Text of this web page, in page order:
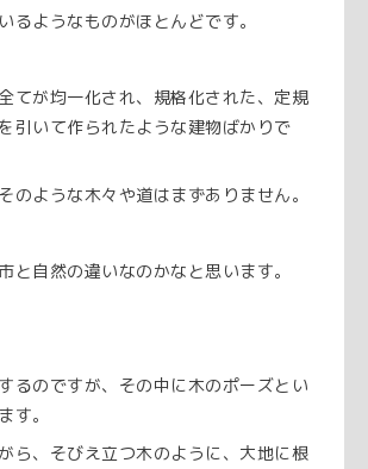
るようなものがほとんどです。
てが均一化され、規格化された、定規
引いて作られたような建物ばかりで
のような木々や道はまずありません。
と自然の違いなのかなと思います。
るのですが、その中に木のポーズとい
す。
ら、そびえ立つ木のように、大地に根